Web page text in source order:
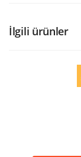
İlgili ürünler